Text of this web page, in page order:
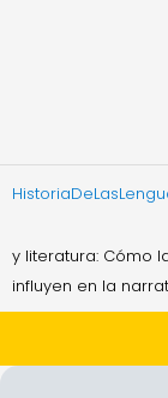
y literatura: Cómo
influyen en la